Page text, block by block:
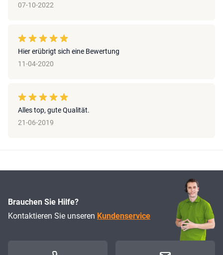
07-10-2022
Hier erübrigt sich eine Bewertung
11-04-2020
Alles top, gute Qualität.
21-06-2019
Brauchen Sie Hilfe?
Kontaktieren Sie unseren Kundenservice